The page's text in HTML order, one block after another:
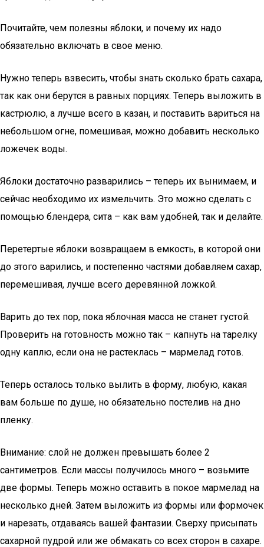
Почитайте, чем полезны яблоки, и почему их надо
обязательно включать в свое меню.
Нужно теперь взвесить, чтобы знать сколько брать сахара,
так как они берутся в равных порциях. Теперь выложить в
кастрюлю, а лучше всего в казан, и поставить вариться на
небольшом огне, помешивая, можно добавить несколько
ложечек воды.
Яблоки достаточно разварились – теперь их вынимаем, и
сейчас необходимо их измельчить. Это можно сделать с
помощью блендера, сита – как вам удобней, так и делайте.
Перетертые яблоки возвращаем в емкость, в которой они
до этого варились, и постепенно частями добавляем сахар,
перемешивая, лучше всего деревянной ложкой.
Варить до тех пор, пока яблочная масса не станет густой.
Проверить на готовность можно так – капнуть на тарелку
одну каплю, если она не растеклась – мармелад готов.
Теперь осталось только вылить в форму, любую, какая
вам больше по душе, но обязательно постелив на дно
пленку.
Внимание: слой не должен превышать более 2
сантиметров. Если массы получилось много – возьмите
две формы. Теперь можно оставить в покое мармелад на
несколько дней. Затем выложить из формы или формочек
и нарезать, отдаваясь вашей фантазии. Сверху присыпать
сахарной пудрой или же обмакать со всех сторон в сахаре.